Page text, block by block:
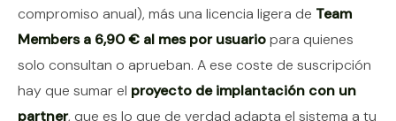
compromiso anual), más una licencia ligera de Team
Members a 6,90 € al mes por usuariopara quienes
solo consultan o aprueban. A ese coste de suscripción
hay que sumar el proyecto de implantación con un
partner, que es lo que de verdad adapta el sistema a tu